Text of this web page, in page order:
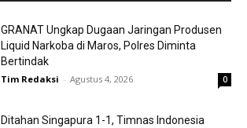
GRANAT Ungkap Dugaan Jaringan Produsen
Liquid Narkoba di Maros, Polres Diminta
Bertindak
Tim Redaksi - Agustus 4, 2026 0
Ditahan Singapura 1-1, Timnas Indonesia